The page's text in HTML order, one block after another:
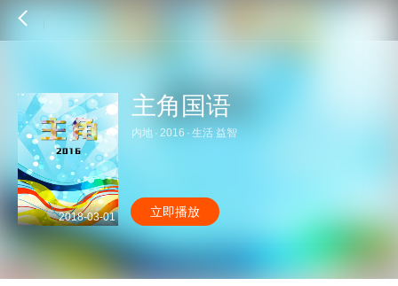
2018-03-01
主角国语
内地 · 2016 · 生活 益智
立即播放